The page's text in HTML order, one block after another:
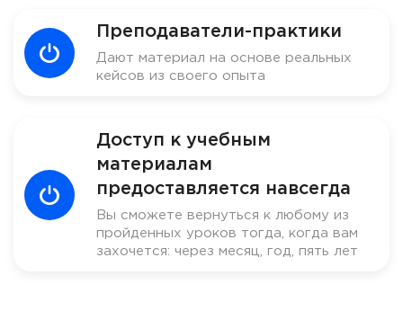
Преподаватели-практики
Дают материал на основе реальных
кейсов из своего опыта
Доступ к учебным
материалам
предоставляется навсегда
Вы сможете вернуться к любому из
пройденных уроков тогда, когда вам
захочется: через месяц, год, пять лет